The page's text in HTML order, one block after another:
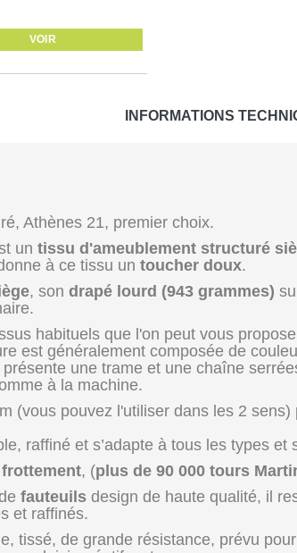
VOIR
INFORMATIONS
Athènes 21, premier choix.
un tissu d'ameublement structuré
à ce tissu un toucher doux.
, son drapé lourd (943 grammes)
habituels que l'on peut vous
est généralement composée de
une trame et une chaîne
à la machine.
(vous pouvez l'utiliser dans les 2
raffiné et s’adapte à tous les types et
frottement, (plus de 90 000 tours
fauteuils design de haute qualité, il
et raffinés.
tissé, de grande résistance, prévu pour